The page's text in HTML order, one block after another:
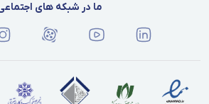
ما در شبکه های